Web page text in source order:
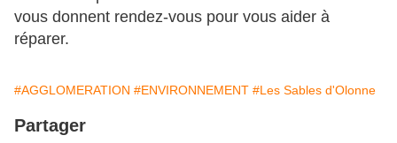
vous donnent rendez-vous pour vous aider à
réparer.
#AGGLOMERATION #ENVIRONNEMENT #Les Sables d'Olonne
Partager